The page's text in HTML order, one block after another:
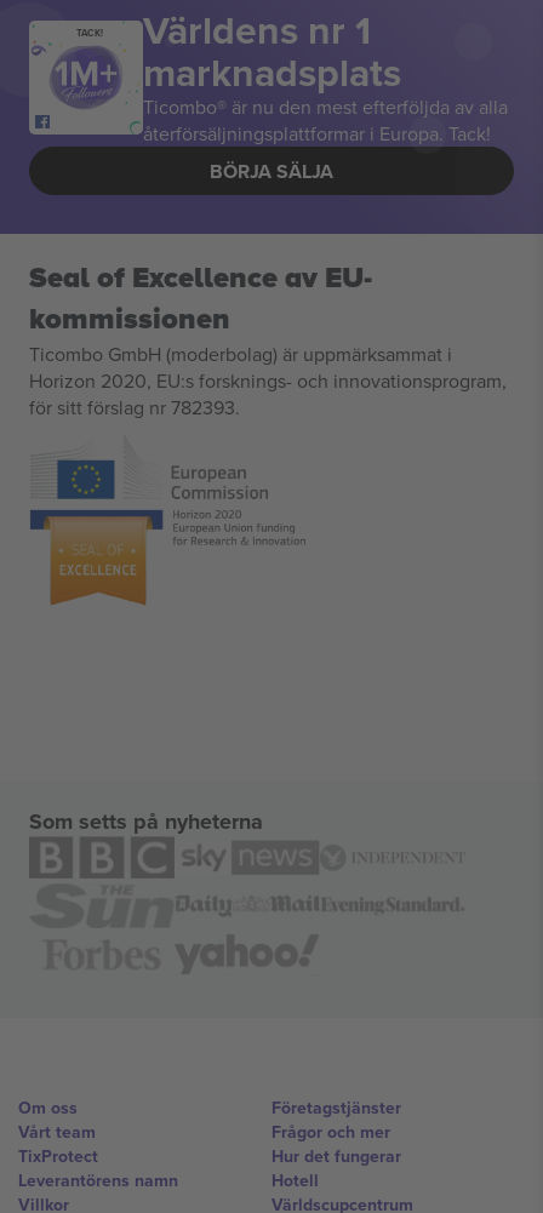
TACK! Världens nr 1
marknadsplats
Ticombo® är nu den mest efterföljda av alla
återförsäljningsplattformar i Europa. Tack!
BÖRJA SÄLJA
Seal of Excellence av EU-
kommissionen
Ticombo GmbH (moderbolag) är uppmärksammat i
Horizon 2020, EU:s forsknings- och innovationsprogram,
för sitt förslag nr 782393.
Som setts på nyheterna
Om oss
Vårt team
TixProtect
Leverantörens namn
Villkor
Företagstjänster
Frågor och mer
Hur det fungerar
Hotell
Världscupcentrum